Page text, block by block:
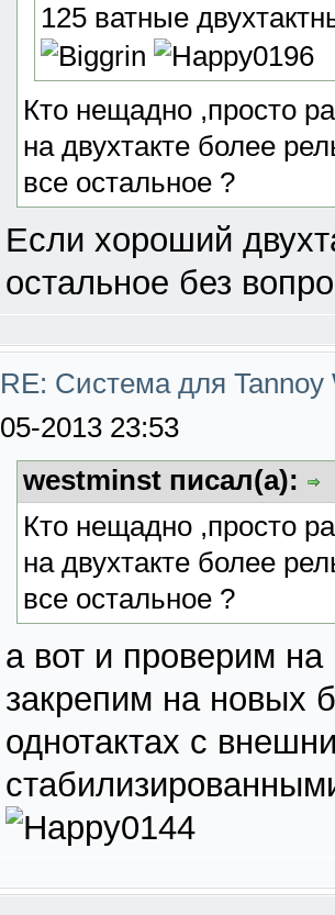
125 ватные
Кто нещадно ,просто
на двухтакте более
все остальное ?
Если хороший
остальное без
RE: Система для
05-2013 23:53
westminst писал(а):
Кто нещадно ,просто
на двухтакте более
все остальное ?
а вот и проверим на
закрепим на новых
однотактах с